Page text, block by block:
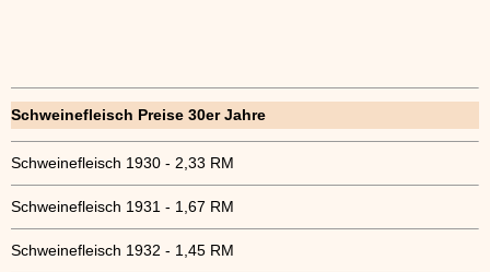
Schweinefleisch Preise 30er Jahre
Schweinefleisch 1930 - 2,33 RM
Schweinefleisch 1931 - 1,67 RM
Schweinefleisch 1932 - 1,45 RM